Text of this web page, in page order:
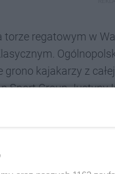
regatowym w
kajakarzy z
Sport Group Justyny
miejsce w
Przygotowań
swoje